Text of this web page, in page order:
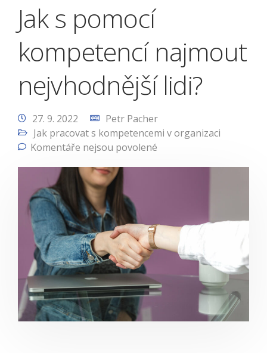
Jak s pomocí
kompetencí najmout
nejvhodnější lidi?
27. 9. 2022
Petr Pacher
Jak pracovat s kompetencemi v organizaci
Komentáře nejsou povolené